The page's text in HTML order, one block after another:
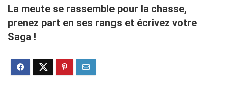
La meute se rassemble pour la chasse,
prenez part en ses rangs et écrivez votre
Saga !